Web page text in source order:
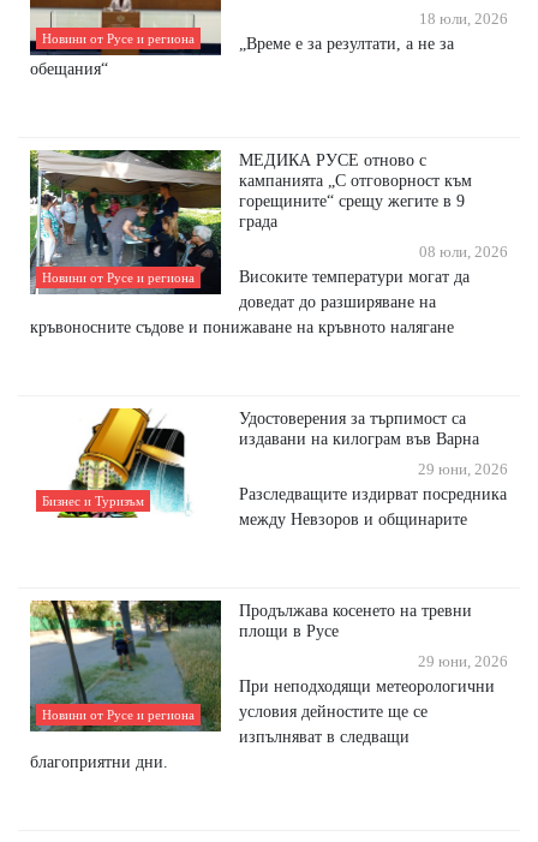
Новини от Русе и региона
18 юли, 2026
​„Време е за резултати, а не за
обещания“
Новини от Русе и региона
МЕДИКА РУСЕ отново с
кампанията „С отговорност към
горещините“ срещу жегите в 9
града
08 юли, 2026
Високите температури могат да
доведат до разширяване на
кръвоносните съдове и понижаване на кръвното налягане
Бизнес и Туризъм
Удостоверения за търпимост са
издавани на килограм във Варна
29 юни, 2026
Разследващите издирват посредника
между Невзоров и общинарите
Новини от Русе и региона
Продължава косенето на тревни
площи в Русе
29 юни, 2026
При неподходящи метеорологични
условия дейностите ще се
изпълняват в следващи
благоприятни дни.